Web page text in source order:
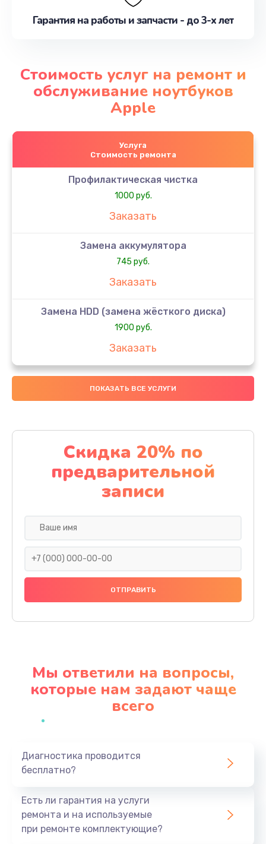
Гарантия на работы и запчасти - до 3-х лет
Стоимость услуг на ремонт и
обслуживание ноутбуков
Apple
Услуга
Стоимость ремонта
Профилактическая чистка
1000 руб.
Заказать
Замена аккумулятора
745 руб.
Заказать
Замена HDD (замена жёсткого диска)
1900 руб.
Заказать
Замена кулера
900 руб.
Замена процессора
1500 руб.
Заказать
Замена термопасты
890 руб.
Заказать
Замена видеоадаптера (видеокарты)
Замена лампы подсветки монитора
Заказать
ПОКАЗАТЬ ВСЕ УСЛУГИ
Скидка 20% по
предварительной
записи
Мы ответили на вопросы,
которые нам задают чаще
всего
Диагностика проводится
бесплатно?
Есть ли гарантия на услуги
ремонта и на используемые
при ремонте комплектующие?